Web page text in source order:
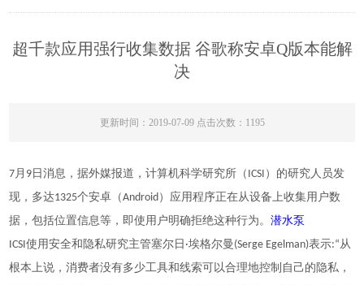
超千款应用强行收集数据 谷歌称安卓Q版本能解
决
更新时间：2019-07-09 点击次数：1195
7月9日消息，据外媒报道，计算机科学研究所（ICSI）的研究人员发
现，多达1325个安卓（Android）应用程序正在从设备上收集用户数
据，包括位置信息等，即使用户明确拒绝这种行为。潜水泵
ICSI使用安全和隐私研究主管塞尔日·埃格尔曼(Serge Egelman)表示:“从
根本上说，消费者没有多少工具和线索可以合理地控制自己的隐私，